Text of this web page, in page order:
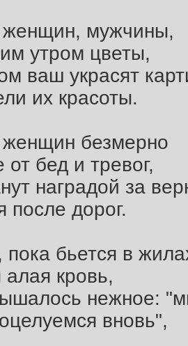
мужчины,
утром цветы,
ваш украсят
их красоты.
безмерно
от бед и тревог,
наградой за
после дорог.
бьется в
алая кровь,
нежное:
вновь",